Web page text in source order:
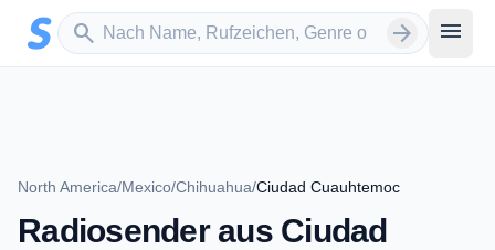
Zum Hauptinhalt springen
search
Sender suchen arrow_forward menu
North America/Mexico/Chihuahua/Ciudad Cuauhtemoc
Radiosender aus Ciudad